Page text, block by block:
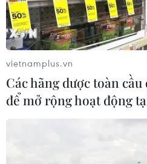
Quang cảnh một cuộc họp Hội
vietnamplus.vn
Các hãng dược toàn
để mở rộng hoạt động